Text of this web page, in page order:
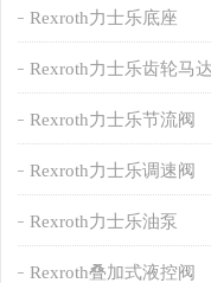
Rexroth力士乐底座
Rexroth力士乐齿轮马达
Rexroth力士乐节流阀
Rexroth力士乐调速阀
Rexroth力士乐油泵
Rexroth叠加式液控阀